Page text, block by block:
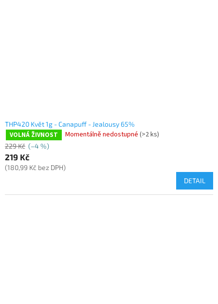
THP420 Květ 1g - Canapuff - Jealousy 65%
VOLNÁ ŽIVNOST Momentálně nedostupné (>2 ks)
229 Kč (–4 %)
219 Kč
(180,99 Kč bez DPH)
DETAIL